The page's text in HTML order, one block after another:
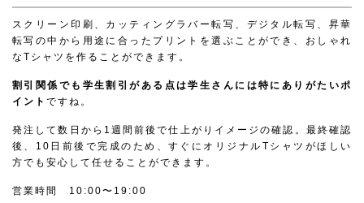
スクリーン印刷、カッティングラバー転写、デジタル転写、昇華
転写の中から用途に合ったプリントを選ぶことができ、おしゃれ
なTシャツを作ることができます。
割引関係でも学生割引がある点は学生さんには特にありがたいポ
イント ですね。
発注して数日から1週間前後で仕上がりイメージの確認。最終確認
後、10日前後で完成のため、すぐにオリジナルTシャツがほしい
方でも安心して任せることができます。
営業時間 10:00〜19:00